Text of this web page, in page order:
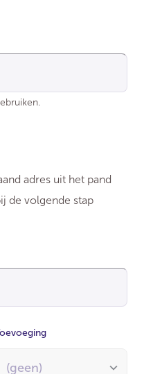
adres uit het pand
de volgende stap